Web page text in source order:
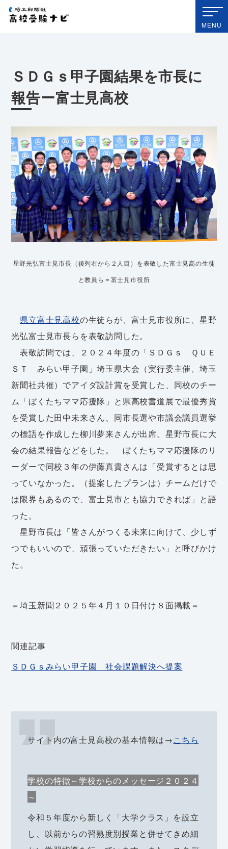
埼玉新聞社 高校受験ナビ
MENU
ＳＤＧｓ甲子園結果を市長に
報告ー富士見高校
星野光弘富士見市長（後列右から２人目）を表敬した富士見高の生徒
と教員ら＝富士見市役所
県立富士見高校の生徒らが、富士見市役所に、星野
光弘富士見市長らを表敬訪問した。
表敬訪問では、２０２４年度の「ＳＤＧｓ ＱＵＥ
ＳＴ みらい甲子園」埼玉県大会（実行委主催、埼玉
新聞社共催）でアイダ設計賞を受賞した、同校のチー
ム「ぼくたちママ応援隊」と県高校書道展で最優秀賞
を受賞した田中未来さん、同市長選や市議会議員選挙
の標語を作成した柳川夢来さんが出席。星野市長に大
会の結果報告などをした。 ぼくたちママ応援隊のリ
ーダーで同校３年の伊藤真貴さんは「受賞するとは思
っていなかった。（提案したプランは）チームだけで
は限界もあるので、富士見市とも協力できれば」と語
った。
星野市長は「皆さんがつくる未来に向けて、少しず
つでもいいので、頑張っていただきたい」と呼びかけ
た。
＝埼玉新聞２０２５年４月１０日付け８面掲載＝
関連記事
ＳＤＧｓみらい甲子園 社会課題解決へ提案
サイト内の富士見高校の基本情報は→こちら
学校の特徴～学校からのメッセージ２０２４
～
令和５年度から新しく「大学クラス」を設立
し、以前からの習熟度別授業と併せてきめ細